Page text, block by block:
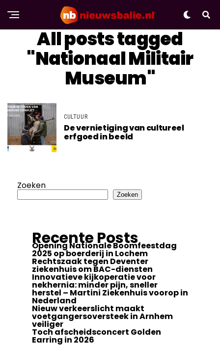
All posts tagged
"Nationaal Militair
Museum"
CULTUUR
De vernietiging van cultureel
erfgoed in beeld
Zoeken
Zoeken
Recente Posts
Opening Nationale Boomfeestdag
2025 op boerderij in Lochem
Rechtszaak tegen Deventer
ziekenhuis om BAC-diensten
Innovatieve kijkoperatie voor
nekhernia: minder pijn, sneller
herstel – Martini Ziekenhuis voorop in
Nederland
Nieuw verkeerslicht maakt
voetgangersoversteek in Arnhem
veiliger
Toch afscheidsconcert Golden
Earring in 2026